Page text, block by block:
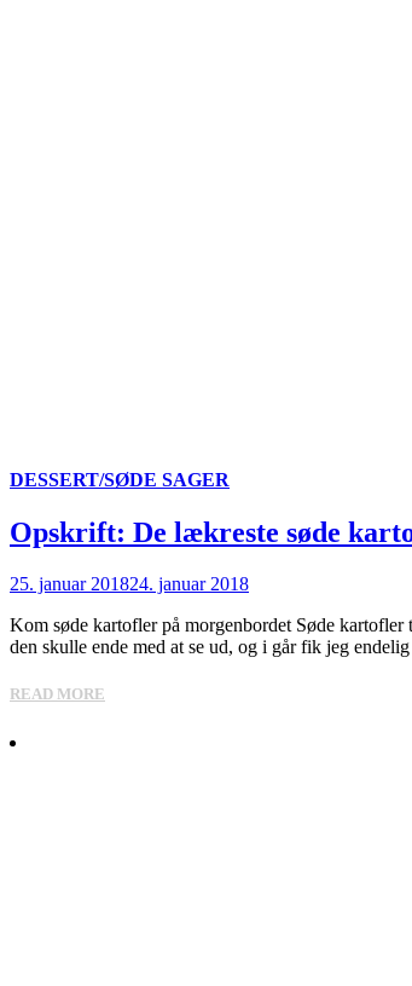
DESSERT/SØDE SAGER
Opskrift: De lækreste søde
25. januar 201824. januar 2018
Kom søde kartofler på morgenbordet Søde
den skulle ende med at se ud, og i går fik jeg
READ MORE